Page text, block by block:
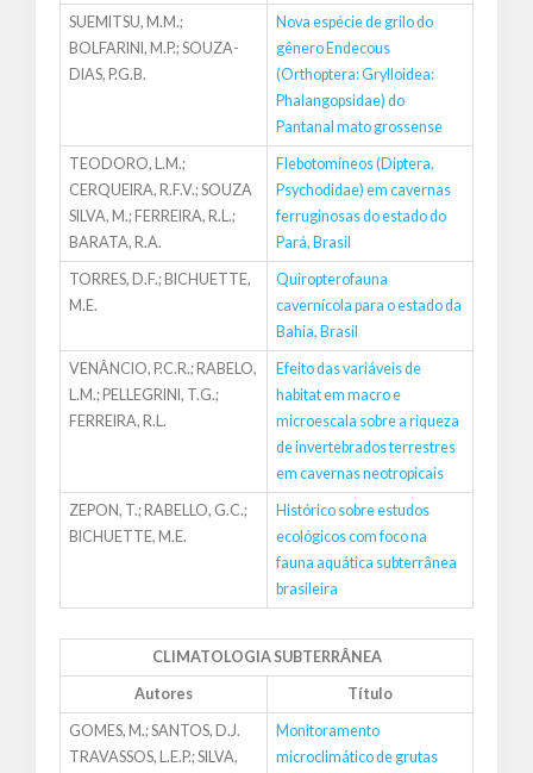
SUEMITSU, M.M.;
BOLFARINI, M.P.; SOUZA-
DIAS, P.G.B.
Nova espécie de grilo do
gênero Endecous
(Orthoptera: Grylloidea:
Phalangopsidae) do
Pantanal mato grossense
TEODORO, L.M.;
CERQUEIRA, R.F.V.; SOUZA
SILVA, M.; FERREIRA, R.L.;
BARATA, R.A.
Flebotomíneos (Diptera,
Psychodidae) em cavernas
ferruginosas do estado do
Pará, Brasil
TORRES, D.F.; BICHUETTE,
M.E.
Quiropterofauna
cavernícola para o estado da
Bahia, Brasil
VENÂNCIO, P.C.R.; RABELO,
L.M.; PELLEGRINI, T.G.;
FERREIRA, R.L.
Efeito das variáveis de
habitat em macro e
microescala sobre a riqueza
de invertebrados terrestres
em cavernas neotropicais
ZEPON, T.; RABELLO, G.C.;
BICHUETTE, M.E.
Histórico sobre estudos
ecológicos com foco na
fauna aquática subterrânea
brasileira
CLIMATOLOGIA SUBTERRÂNEA
Autores Título
GOMES, M.; SANTOS, D.J.
TRAVASSOS, L.E.P.; SILVA,
Monitoramento
microclimático de grutas